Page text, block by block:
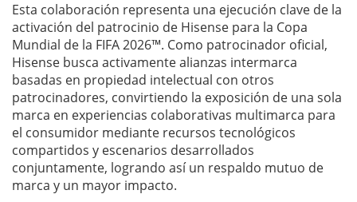
Esta colaboración representa una ejecución clave de la
activación del patrocinio de Hisense para la Copa
Mundial de la FIFA 2026™. Como patrocinador oficial,
Hisense busca activamente alianzas intermarca
basadas en propiedad intelectual con otros
patrocinadores, convirtiendo la exposición de una sola
marca en experiencias colaborativas multimarca para
el consumidor mediante recursos tecnológicos
compartidos y escenarios desarrollados
conjuntamente, logrando así un respaldo mutuo de
marca y un mayor impacto.